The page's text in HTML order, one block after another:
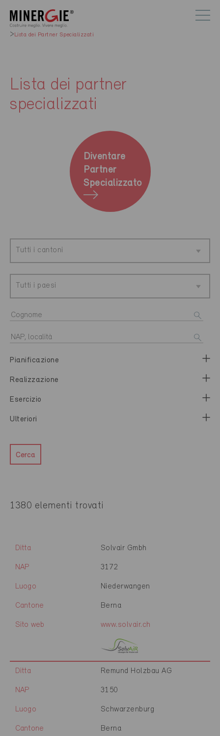
Lista dei Partner Specializzati
Lista dei partner
specializzati
Diventare
Partner
Specializzato
Tutti i cantoni
Tutti i paesi
Pianificazione
Realizzazione
Esercizio
Ulteriori
Cerca
1380 elementi trovati
Ditta Solvair Gmbh
NAP 3172
Luogo Niederwangen
Cantone Berna
Sito web www.solvair.ch
Ditta Remund Holzbau AG
NAP 3150
Luogo Schwarzenburg
Cantone Berna